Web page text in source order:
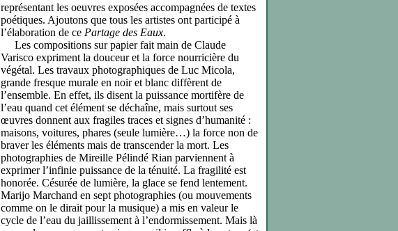
représentant les oeuvres exposées accompagnées de textes
poétiques. Ajoutons que tous les artistes ont participé à
l’élaboration de ce Partage des Eaux.
Les compositions sur papier fait main de Claude
Varisco expriment la douceur et la force nourricière du
végétal. Les travaux photographiques de Luc Micola,
grande fresque murale en noir et blanc diffèrent de
l’ensemble. En effet, ils disent la puissance mortifère de
l’eau quand cet élément se déchaîne, mais surtout ses
œuvres donnent aux fragiles traces et signes d’humanité :
maisons, voitures, phares (seule lumière…) la force non de
braver les éléments mais de transcender la mort. Les
photographies de Mireille Pélindé Rian parviennent à
exprimer l’infinie puissance de la ténuité. La fragilité est
honorée. Césurée de lumière, la glace se fend lentement.
Marijo Marchand en sept photographies (ou mouvements
comme on le dirait pour la musique) a mis en valeur le
cycle de l’eau du jaillissement à l’endormissement. Mais là